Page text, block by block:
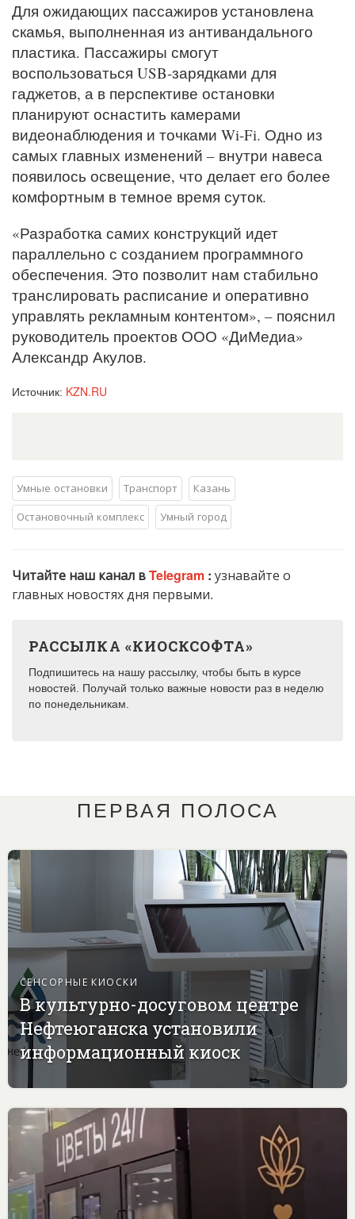
Для ожидающих пассажиров установлена
скамья, выполненная из антивандального
пластика. Пассажиры смогут
воспользоваться USB-зарядками для
гаджетов, а в перспективе остановки
планируют оснастить камерами
видеонаблюдения и точками Wi-Fi. Одно из
самых главных изменений – внутри навеса
появилось освещение, что делает его более
комфортным в темное время суток.
«Разработка самих конструкций идет
параллельно с созданием программного
обеспечения. Это позволит нам стабильно
транслировать расписание и оперативно
управлять рекламным контентом», – пояснил
руководитель проектов ООО «ДиМедиа»
Александр Акулов.
Источник: KZN.RU
Умные остановки Транспорт
Казань
Остановочный комплекс
Умный город
Читайте наш канал вTelegram : узнавайте о
главных новостях дня первыми.
РАССЫЛКА «КИОСКСОФТА»
Подпишитесь на нашу рассылку, чтобы быть в курсе
новостей. Получай только важные новости раз в неделю
по понедельникам.
ПЕРВАЯ ПОЛОСА
СЕНСОРНЫЕ КИОСКИ
В культурно-досуговом центре
Нефтеюганска установили
информационный киоск